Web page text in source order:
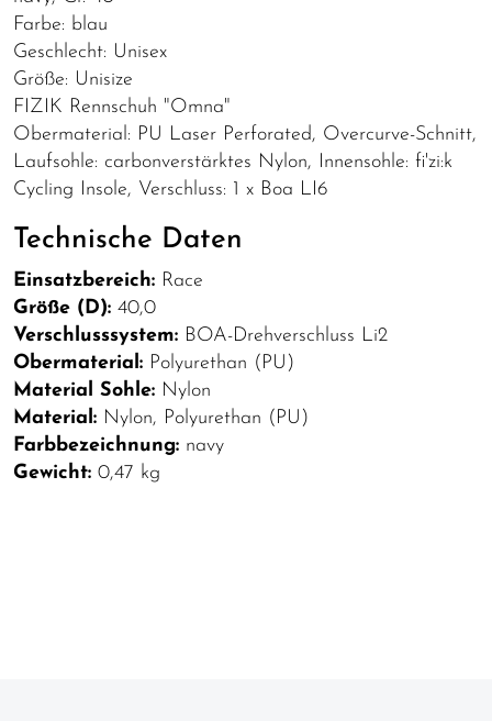
Farbe: blau
Geschlecht: Unisex
Größe: Unisize
FIZIK Rennschuh "Omna"
Obermaterial: PU Laser Perforated, Overcurve-Schnitt,
Laufsohle: carbonverstärktes Nylon, Innensohle: fi'zi:k
Cycling Insole, Verschluss: 1 x Boa LI6
Technische Daten
Einsatzbereich: Race
Größe (D): 40,0
Verschlusssystem: BOA-Drehverschluss Li2
Obermaterial: Polyurethan (PU)
Material Sohle: Nylon
Material: Nylon, Polyurethan (PU)
Farbbezeichnung: navy
Gewicht: 0,47 kg